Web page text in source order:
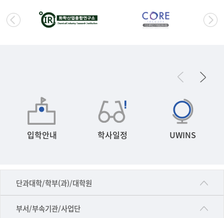
입학안내 학사일정 UWINS
단과대학/학부(과)/대학원
■인문대학
▷국어국문학부
부서/부속기관/사업단
공동기기센터